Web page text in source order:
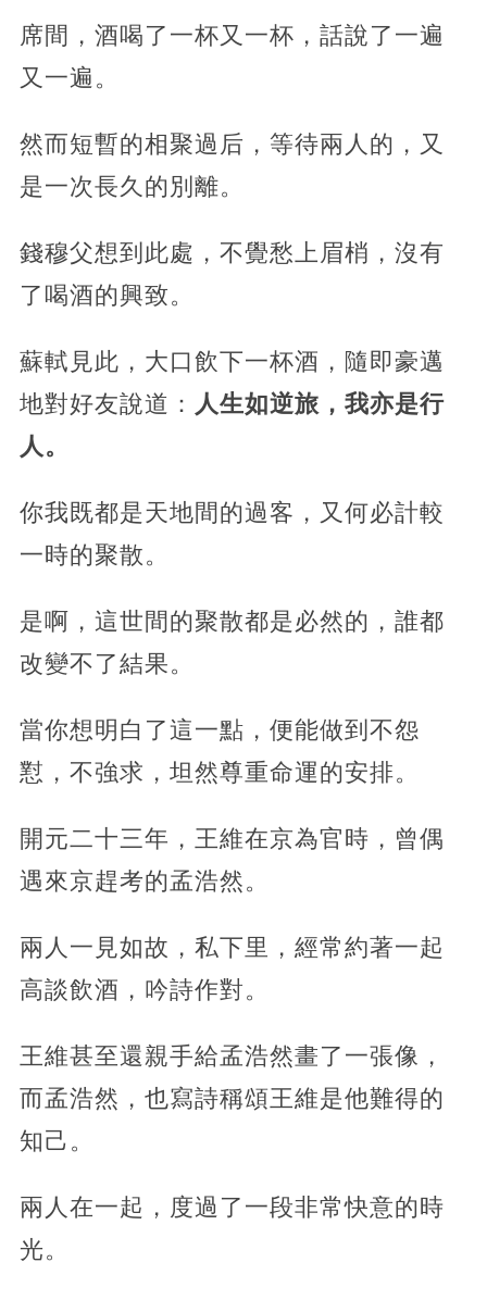
席間，酒喝了一杯又一杯，話說了一遍
又一遍。
然而短暫的相聚過后，等待兩人的，又
是一次長久的別離。
錢穆父想到此處，不覺愁上眉梢，沒有
了喝酒的興致。
蘇軾見此，大口飲下一杯酒，隨即豪邁
地對好友說道： 人生如逆旅，我亦是行
人。
你我既都是天地間的過客，又何必計較
一時的聚散。
是啊，這世間的聚散都是必然的，誰都
改變不了結果。
當你想明白了這一點，便能做到不怨
懟，不強求，坦然尊重命運的安排。
開元二十三年，王維在京為官時，曾偶
遇來京趕考的孟浩然。
兩人一見如故，私下里，經常約著一起
高談飲酒，吟詩作對。
王維甚至還親手給孟浩然畫了一張像，
而孟浩然，也寫詩稱頌王維是他難得的
知己。
兩人在一起，度過了一段非常快意的時
光。